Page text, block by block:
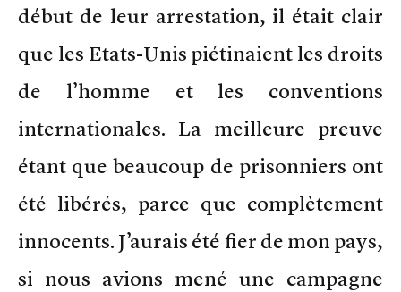
début de leur arrestation, il était clair
que les Etats-Unis piétinaient les droits
de l’homme et les conventions
internationales. La meilleure preuve
étant que beaucoup de prisonniers ont
été libérés, parce que complètement
innocents. J’aurais été fier de mon pays,
si nous avions mené une campagne